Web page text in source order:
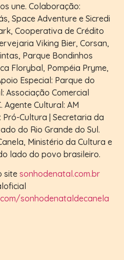
une. Colaboração:
Space Adventure e Sicredi
Cooperativa de Crédito
Viking Bier, Corsan,
Parque Bondinhos
Florybal, Pompéia Pryme,
Especial: Parque do
Associação Comercial
Agente Cultural: AM
Pró-Cultura | Secretaria da
do Rio Grande do Sul.
Ministério da Cultura e
lado do povo brasileiro.
site sonhodenatal.com.br
sonhodenataldecanela